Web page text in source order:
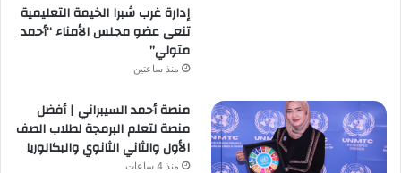
إدارة غرب شبرا الخيمة التعليمية
تنعى عضو مجلس الأمناء “أحمد
متولي”
منذ ساعتين
منصة أحمد السيبراني | أفضل
منصة لتعلم البرمجة لطلاب الصف
الأول والثاني الثانوي والبكالوريا
منذ 4 ساعات